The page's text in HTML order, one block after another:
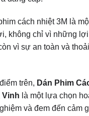
cách nhiệt 3M là
không chỉ vì những
vì sự an toàn và
trên, Dán Phim
Vinh là một lựa chọn
và đem đến cảm